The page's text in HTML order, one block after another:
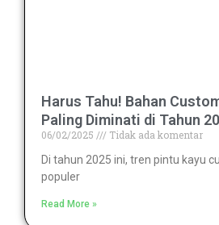
Harus Tahu! Bahan
Paling Diminati di Tahun
06/02/2025
Tidak ada komentar
Di tahun 2025 ini, tren pintu kayu
populer
Read More »